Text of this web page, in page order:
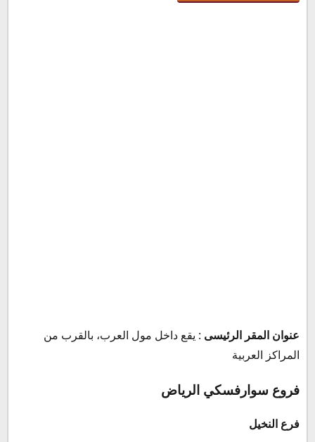
عنوان المقر الرئيسى : يقع داخل مول العرب، بالقرب من
المراكز العربية
فروع سوارفسكي الرياض
فرع النخيل